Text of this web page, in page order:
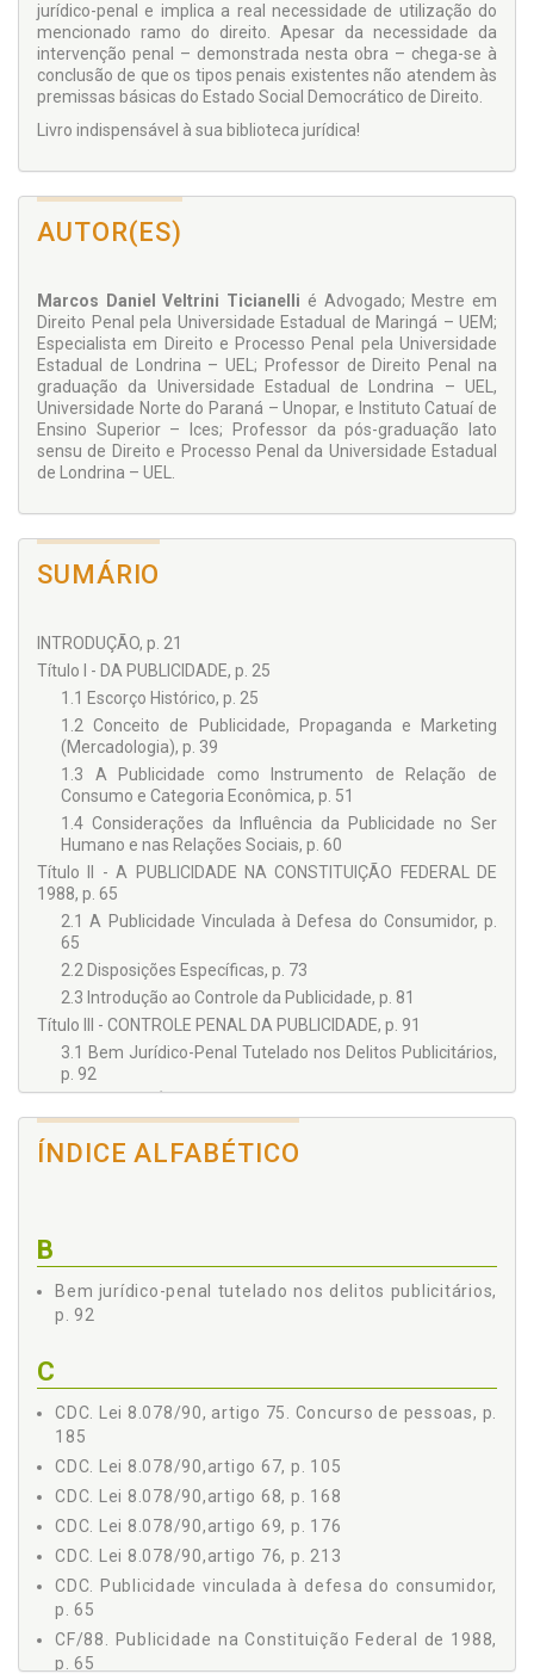
jurídico-penal e implica a real necessidade de utilização do
mencionado ramo do direito. Apesar da necessidade da
intervenção penal – demonstrada nesta obra – chega-se à
conclusão de que os tipos penais existentes não atendem às
premissas básicas do Estado Social Democrático de Direito.
Livro indispensável à sua biblioteca jurídica!
AUTOR(ES)
Marcos Daniel Veltrini Ticianelli é Advogado; Mestre em
Direito Penal pela Universidade Estadual de Maringá – UEM;
Especialista em Direito e Processo Penal pela Universidade
Estadual de Londrina – UEL; Professor de Direito Penal na
graduação da Universidade Estadual de Londrina – UEL,
Universidade Norte do Paraná – Unopar, e Instituto Catuaí de
Ensino Superior – Ices; Professor da pós-graduação lato
sensu de Direito e Processo Penal da Universidade Estadual
de Londrina – UEL.
SUMÁRIO
INTRODUÇÃO, p. 21
Título I - DA PUBLICIDADE, p. 25
1.1 Escorço Histórico, p. 25
1.2 Conceito de Publicidade, Propaganda e Marketing
(Mercadologia), p. 39
1.3 A Publicidade como Instrumento de Relação de
Consumo e Categoria Econômica, p. 51
1.4 Considerações da Influência da Publicidade no Ser
Humano e nas Relações Sociais, p. 60
Título II - A PUBLICIDADE NA CONSTITUIÇÃO FEDERAL DE
1988, p. 65
2.1 A Publicidade Vinculada à Defesa do Consumidor, p.
65
2.2 Disposições Específicas, p. 73
2.3 Introdução ao Controle da Publicidade, p. 81
Título III - CONTROLE PENAL DA PUBLICIDADE, p. 91
3.1 Bem Jurídico-Penal Tutelado nos Delitos Publicitários,
p. 92
8.078/90), p. 103
1 Artigo 67, p. 105
1.3.2 Elemento Abusiva do Tipo, p. 136
1.4 Tipicidade Subjetiva, p. 155
4 Artigo 75 - Concurso de Pessoas, p. 185
CONSUMO, p. 191
1 Artigo 7º, inc. VII, p. 195
2 Artigo 11 - Concurso de Pessoas, p. 201
Capítulo III - SANÇÃO PENAL, p. 205
Seção I - Código de Defesa do Consumidor, p. 207
1 Artigo 76, p. 213
Seção II - Lei 8.137/90, p. 222
1 Artigo 12, p. 226
ÍNDICE ALFABÉTICO
B
Bem jurídico-penal tutelado nos delitos publicitários,
p. 92
C
CDC. Lei 8.078/90, artigo 75. Concurso de pessoas, p.
185
CDC. Lei 8.078/90,artigo 67, p. 105
CDC. Lei 8.078/90,artigo 68, p. 168
CDC. Lei 8.078/90,artigo 69, p. 176
CDC. Lei 8.078/90,artigo 76, p. 213
CDC. Publicidade vinculada à defesa do consumidor,
p. 65
CF/88. Publicidade na Constituição Federal de 1988,
p. 65